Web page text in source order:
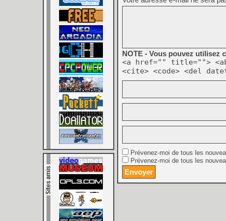
NOTE - Vous pouvez utilisez
<a href="" title="">
<cite> <code> <del
Prévenez-moi de tous les
Prévenez-moi de tous les